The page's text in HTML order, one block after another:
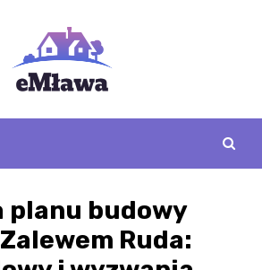
planu budowy
Ruda: